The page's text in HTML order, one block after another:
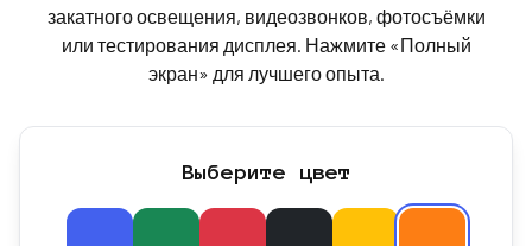
закатного освещения, видеозвонков, фотосъёмки
или тестирования дисплея. Нажмите «Полный
экран» для лучшего опыта.
Выберите цвет